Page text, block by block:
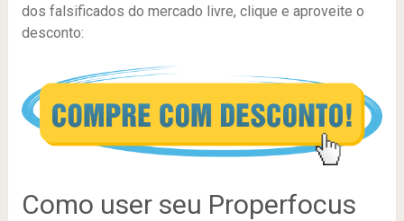
dos falsificados do mercado livre, clique e aproveite o
desconto:
Como user seu Properfocus